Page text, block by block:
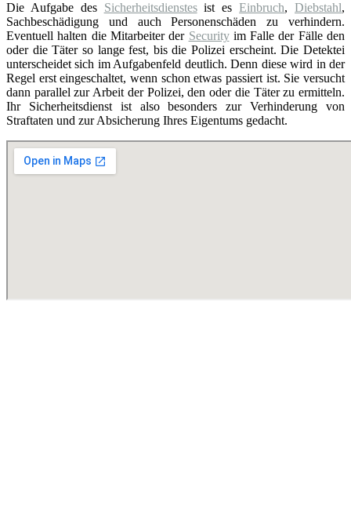
Die Aufgabe des Sicherheitsdienstesist esEinbruch,Diebstahl,
Sachbeschädigung und auch Personenschäden zu verhindern.
Eventuell halten die Mitarbeiter der Securityim Falle der Fälle den
oder die Täter so lange fest, bis die Polizei erscheint. Die Detektei
unterscheidet sich im Aufgabenfeld deutlich. Denn diese wird in der
Regel erst eingeschaltet, wenn schon etwas passiert ist. Sie versucht
dann parallel zur Arbeit der Polizei, den oder die Täter zu ermitteln.
Ihr Sicherheitsdienst ist also besonders zur Verhinderung von
Straftaten und zur Absicherung Ihres Eigentums gedacht.